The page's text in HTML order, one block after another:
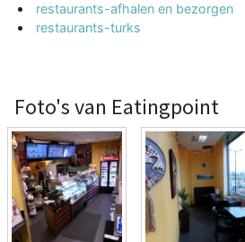
restaurants-afhalen en bezorgen
restaurants-turks
Foto's van Eatingpoint